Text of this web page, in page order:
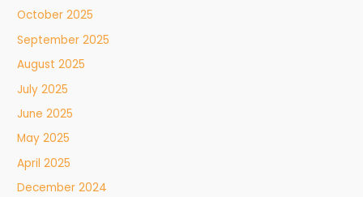
October 2025
September 2025
August 2025
July 2025
June 2025
May 2025
April 2025
December 2024